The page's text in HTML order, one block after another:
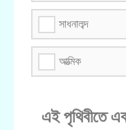
সাধনালব্দ
আত্মিক
এই পৃথিবীতে